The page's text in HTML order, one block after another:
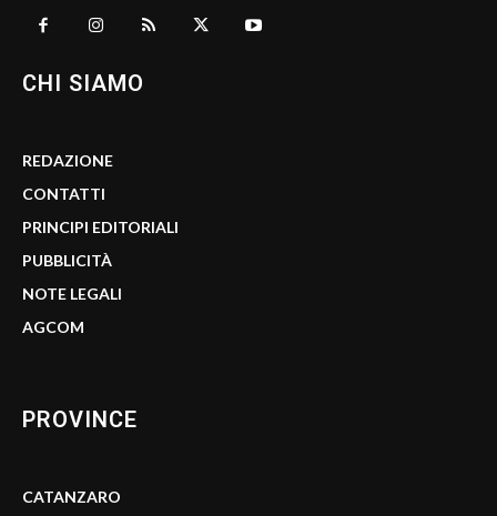
CHI SIAMO
REDAZIONE
CONTATTI
PRINCIPI EDITORIALI
PUBBLICITÀ
NOTE LEGALI
AGCOM
PROVINCE
CATANZARO